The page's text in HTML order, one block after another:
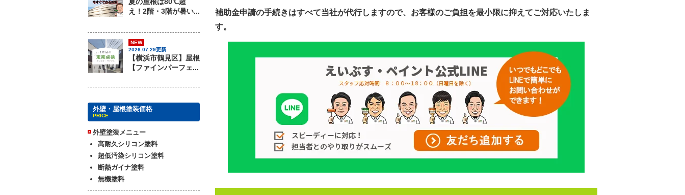
補助金申請の手続きはすべて当社が代行しますので、お客様のご負担を最小限に抑えてご対応いたしま
す。
え！2階・3階が暑い...
NEW
2026.07.29更新
【横浜市鶴見区】屋根
【ファインパーフェ...
外壁・屋根塗装価格
PRICE
外壁塗装メニュー
高耐久シリコン塗料
超低汚染シリコン塗料
断熱ガイナ塗料
無機塗料